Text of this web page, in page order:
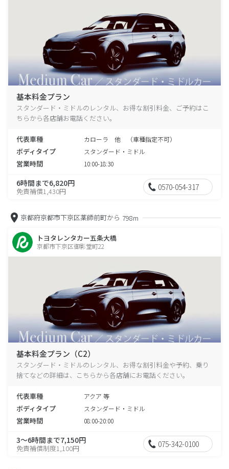
基本料金プラン
スタンダード・ミドルのレンタル、お得な割引料金、ご予約はこ
ちらから各店舗お電話ください。
代表車種 カローラ 他 （車種指定不可）
ボディタイプ スタンダード・ミドル
営業時間 10:00-18:30
6時間まで6,820円
免責補償1,430円 0570-054-317
京都府京都市下京区薬師前町から 798m
トヨタレンタカー五条大橋
京都市下京区御影堂町22
基本料金プラン（C2）
スタンダード・ミドルのレンタル、お得な割引料金や予約、乗り
捨てなどの詳細は、こちらから各店舗にお電話ください。
代表車種 アクア 等
ボディタイプ スタンダード・ミドル
営業時間 08:00-20:00
3～6時間まで7,150円
免責補償制度1,100円 075-342-0100